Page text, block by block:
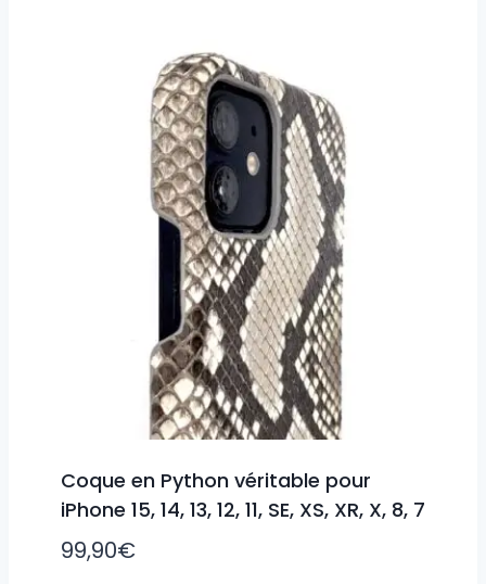
Coque en Python véritable pour
iPhone 15, 14, 13, 12, 11, SE, XS, XR, X, 8, 7
99,90€